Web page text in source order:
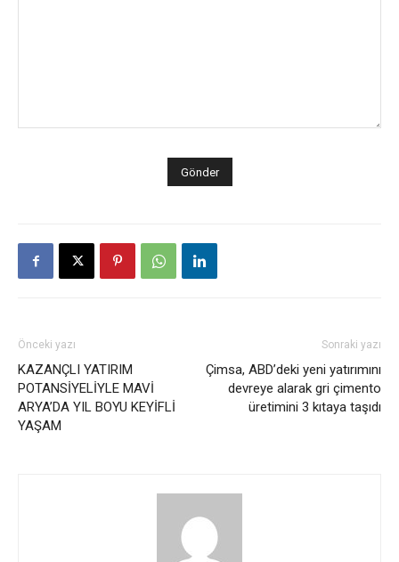
Önceki yazı
KAZANÇLI YATIRIM
POTANSİYELİYLE MAVİ
ARYA’DA YIL BOYU KEYİFLİ
YAŞAM
Sonraki yazı
Çimsa, ABD’deki yeni yatırımını
devreye alarak gri çimento
üretimini 3 kıtaya taşıdı